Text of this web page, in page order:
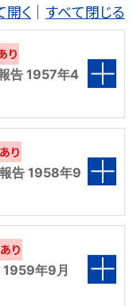
です。
した。
文献がインターネッ
念して出版。
指す方を対象に、被覆
教育動画です。
・専門級篇
す方を対象にした、
指す方を対象に、TIG
目的とした教育動画
に
の向上を目指す方を
した教育動画です。
方はこちらよりご入
だけます。入会時のご
相談し、解決していく
説！
術者
ら溶接現場で活躍する
ご参考にしてくださ
ンツをご用意しており
確認できます。
験
理解していただきた
ます。
します！
ポートでお伝えしま
ビューで、溶接の楽
ポートでお伝えしま
ところで活躍する溶
ビューで、溶接の楽
コミック形式でお伝
てご自分にあった方
ツをご用意しており
施工要領書の参考様
開く すべて閉じる
り
告 1957年4
り
告 1958年9
り
1959年9月